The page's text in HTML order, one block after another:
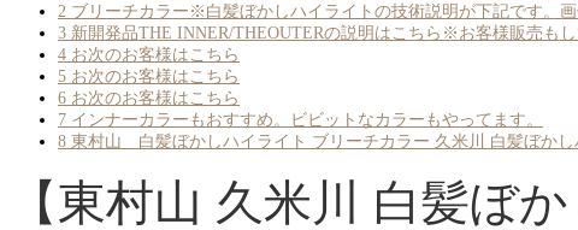
2 ブリーチカラー※白髪ぼかしハイライトの技術説明が下記です。
3 新開発品THE INNER/THEOUTERの説明はこちら※お客様販売もし
4 お次のお客様はこちら
5 お次のお客様はこちら
6 お次のお客様はこちら
7 インナーカラーもおすすめ。ビビットなカラーもやってます。
8 東村山 白髪ぼかしハイライト ブリーチカラー 久米川 白髪ぼかし
【東村山 久米川 白髪ぼ